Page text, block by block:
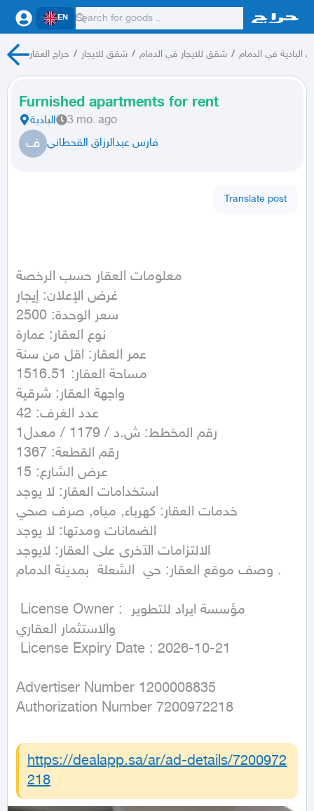
EN
حراج العقار / شقق للايجار / شقق للايجار في الدمام / في الدمام
Furnished apartments for rent
البادية 3 mo. ago
ف فارس عبدالرزاق القحطاني
Translate post
معلومات العقار حسب الرخصة
غرض الإعلان: إيجار
سعر الوحدة: 2500
نوع العقار: عمارة
عمر العقار: اقل من سنة
مساحة العقار: 1516.51
واجهة العقار: شرقية
عدد الغرف: 42
رقم المخطط: ش.د / 1179 / معدل1
رقم القطعة: 1367
عرض الشارع: 15
استخدامات العقار: لا يوجد
خدمات العقار: كهرباء, مياه, صرف صحي
الضمانات ومدتها: لا يوجد
الالتزامات الآخرى على العقار: لايوجد
وصف موقع العقار: حي  الشعلة  بمدينة الدمام .
والاستثمار العقاري
License Expiry Date : 2026-10-21
Advertiser Number 1200008835
Authorization Number 7200972218
https://dealapp.sa/ar/ad-details/7200972
218